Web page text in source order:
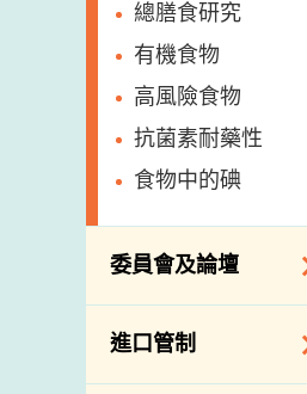
總膳食研究
有機食物
高風險食物
抗菌素耐藥性
食物中的碘
委員會及論壇
食物安全專家委員
會
進口管制